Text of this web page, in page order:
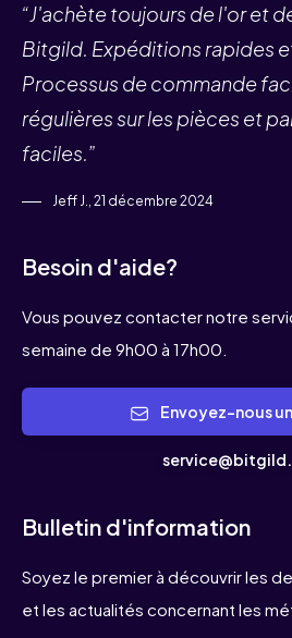
“J'achète toujours de l'or et
Bitgild. Expéditions rapides
Processus de commande
régulières sur les pièces et
faciles.”
Jeff J., 21 décembre 2024
Besoin d'aide?
Vous pouvez contacter notre
semaine de 9h00 à 17h00.
Bulletin d'information
Soyez le premier à découvrir les
et les actualités concernant les